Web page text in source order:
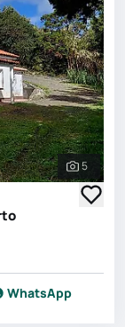
Ver
5
WhatsApp